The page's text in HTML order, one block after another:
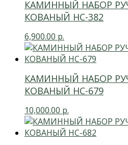
КАМИННЫЙ НАБОР
КОВАНЫЙ НС-382
6,900.00 р.
КАМИННЫЙ НАБОР
КОВАНЫЙ НС-679
10,000.00 р.